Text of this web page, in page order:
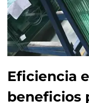
Eficiencia
beneficios